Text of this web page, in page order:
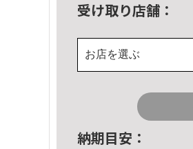
受け取り店舗：
お店を選ぶ
納期目安：